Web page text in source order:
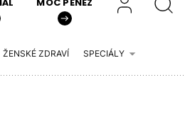
ŽENSKÉ ZDRAVÍ SPECIÁLY